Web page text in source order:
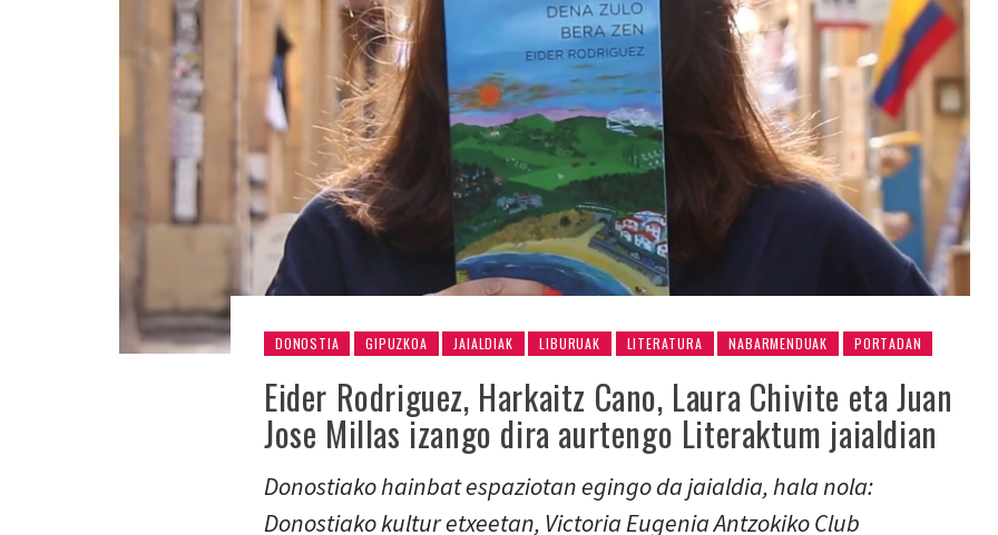
DONOSTIA GIPUZKOA JAIALDIAK LIBURUAK LITERATURA NABARMENDUAK PORTADAN
Eider Rodriguez, Harkaitz Cano, Laura Chivite eta Juan
Jose Millas izango dira aurtengo Literaktum jaialdian
Donostiako hainbat espaziotan egingo da jaialdia, hala nola:
Donostiako kultur etxeetan, Victoria Eugenia Antzokiko Club